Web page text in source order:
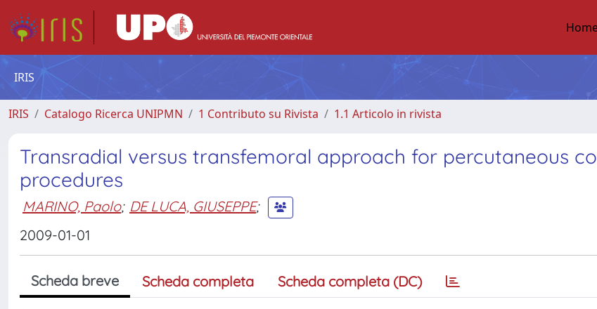
IRIS
IRIS Catalogo Ricerca UNIPMN 1 Contributo su Rivista 1.1 Articolo in rivista
Transradial versus transfemoral approach for percutaneous
procedures
MARINO, Paolo; DE LUCA, GIUSEPPE;
2009-01-01
Scheda breve Scheda completa Scheda completa (DC)